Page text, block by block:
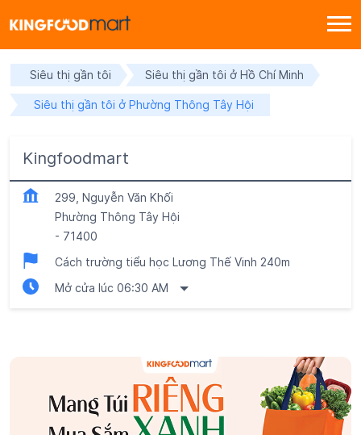
Siêu thị gần tôi Siêu thị gần tôi ở Hồ Chí Minh
Siêu thị gần tôi ở Phường Thông Tây Hội
Kingfoodmart
299, Nguyễn Văn Khối
Phường Thông Tây Hội
- 71400
Cách trường tiểu học Lương Thế Vinh 240m
Mở cửa lúc 06:30 AM
Danh mục sản phẩm